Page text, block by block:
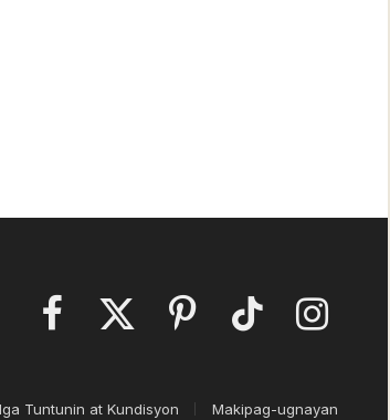
Facebook
X
PinterestTikTok Instagram
Tuntunin at Kundisyon Makipag-ugnayan